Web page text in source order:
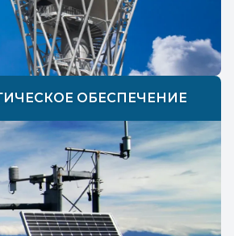
ОБЕСПЕЧЕНИЕ